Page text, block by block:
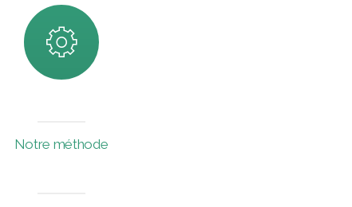
Notre méthode